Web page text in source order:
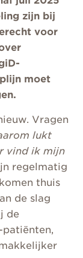
zijn bij
voor
moet
Vragen
lukt
vind ik mijn
regelmatig
thuis
de slag
de
patiënten,